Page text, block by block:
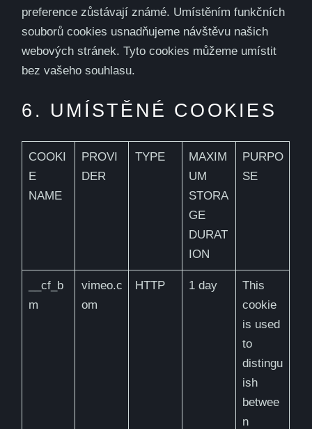
preference zůstávají známé. Umístěním funkčních
souborů cookies usnadňujeme návštěvu našich
webových stránek. Tyto cookies můžeme umístit
bez vašeho souhlasu.
6. UMÍSTĚNÉ COOKIES
COOKI
E
NAME
PROVI
DER
TYPE
MAXIM
UM
STORA
GE
DURAT
ION
PURPO
SE
__cf_b
m
vimeo.c
om
HTTP 1 day
This
cookie
is used
to
distingu
ish
betwee
n